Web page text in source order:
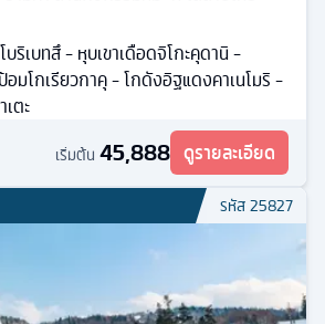
บริเบทสึ - หุบเขาเดือดจิโกะคุดานิ -
อมโกเรียวกาคุ - โกดังอิฐแดงคาเนโมริ -
ตะ
เริ่มต้น 45,888 ดูรายละเอียด
รหัส25827